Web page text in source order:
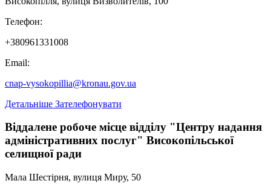
Телефон:
+380961331008
Email:
cnap-vysokopillia@kronau.gov.ua
Детальніше Зателефонувати
Віддалене робоче місце відділу "Центру надання
адміністративних послуг" Високопільської
селищної ради
Мала Шестірня, вулиця Миру, 50